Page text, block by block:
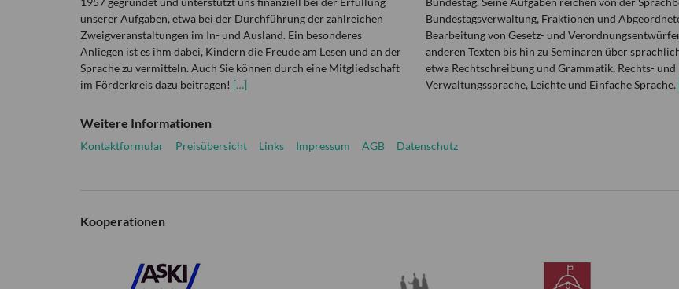
unserer Aufgaben, etwa bei der Durchführung der zahlreichen
Zweigveranstaltungen im In- und Ausland. Ein besonderes
Anliegen ist es ihm dabei, Kindern die Freude am Lesen und an der
Sprache zu vermitteln. Auch Sie können durch eine Mitgliedschaft
im Förderkreis dazu beitragen! […]
Bundestagsverwaltung, Fraktionen und
Bearbeitung von Gesetz- und
anderen Texten bis hin zu Seminaren über
etwa Rechtschreibung und Grammatik, Rechts- und
Verwaltungssprache, Leichte und Einfache Sprache.
Weitere Informationen
Kontaktformular Preisübersicht Links Impressum AGB Datenschutz
Kooperationen